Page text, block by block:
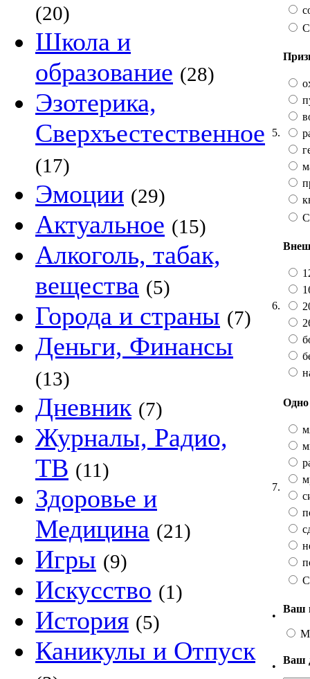
(20)
Школа и
образование (28)
Эзотерика,
Сверхъестественное
(17)
Эмоции (29)
Актуальное (15)
Алкоголь, табак,
вещества (5)
Города и страны (7)
Деньги, Финансы
(13)
Дневник (7)
Журналы, Радио,
ТВ (11)
Здоровье и
Медицина (21)
Игры (9)
Искусство (1)
История (5)
Каникулы и Отпуск
5.
6.
7.
•
Ваш
•
Ваш